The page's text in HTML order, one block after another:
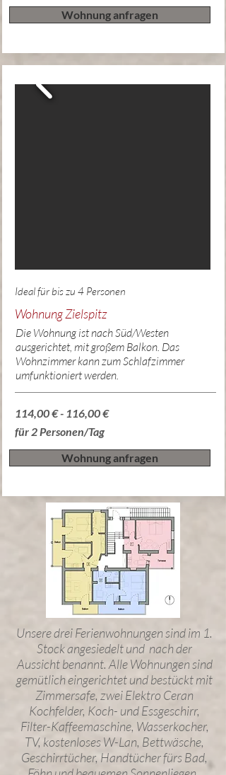
Wohnung anfragen
Ideal für bis zu 4 Personen
Wohnung Zielspitz
Die Wohnung ist nach Süd/Westen
ausgerichtet, mit großem Balkon. Das
Wohnzimmer kann zum Schlafzimmer
umfunktioniert werden.
114,00 € - 116,00 €
für 2 Personen/Tag
Wohnung anfragen
Unsere drei Ferienwohnungen sind im 1.
Stock angesiedelt und nach der
Aussicht benannt. Alle Wohnungen sind
gemütlich eingerichtet und bestückt mit
Zimmersafe, zwei Elektro Ceran
Kochfelder, Koch- und Essgeschirr,
Filter-Kaffeemaschine, Wasserkocher,
TV, kostenloses W-Lan, Bettwäsche,
Geschirrtücher, Handtücher fürs Bad,